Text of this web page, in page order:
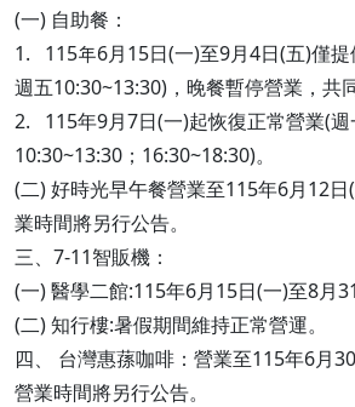
(一) 自助餐：
1. 115年6月15日(一)至9月4日(五)僅提
週五10:30~13:30)，晚餐暫停營業，共
2. 115年9月7日(一)起恢復正常營業(週
10:30~13:30；16:30~18:30)。
(二) 好時光早午餐營業至115年6月12
業時間將另行公告。
三、7-11智販機：
(一) 醫學二館:115年6月15日(一)至8月
(二) 知行樓:暑假期間維持正常營運。
四、 台灣惠蓀咖啡：營業至115年6月
營業時間將另行公告。